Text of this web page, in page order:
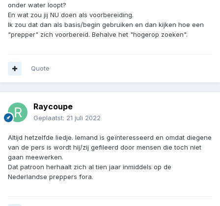
onder water loopt?
En wat zou jij NU doen als voorbereiding.
Ik zou dat dan als basis/begin gebruiken en dan kijken hoe een
"prepper" zich voorbereid. Behalve het "hogerop zoeken".
Quote
Raycoupe
Geplaatst: 21 juli 2022
Altijd hetzelfde liedje. Iemand is geïnteresseerd en omdat diegene
van de pers is wordt hij/zij gefileerd door mensen die toch niet
gaan meewerken.
Dat patroon herhaalt zich al tien jaar inmiddels op de
Nederlandse preppers fora.